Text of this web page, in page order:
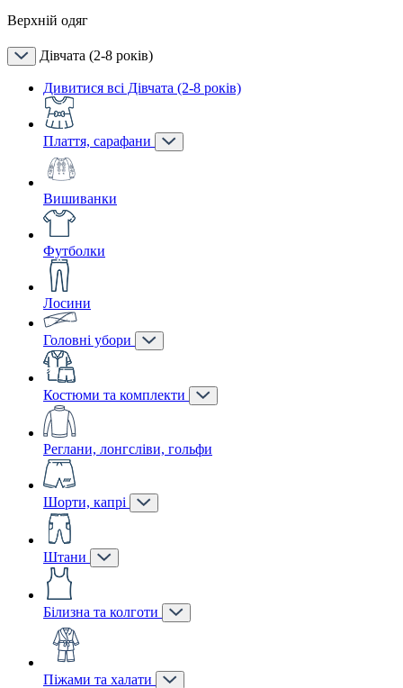
Верхній одяг
Дівчата (2-8 років)
Дивитися всі Дівчата (2-8 років)
Плаття, сарафани
Вишиванки
Футболки
Лосини
Головні убори
Костюми та комплекти
Реглани, лонгсліви, гольфи
Шорти, капрі
Штани
Білизна та колготи
Піжами та халати